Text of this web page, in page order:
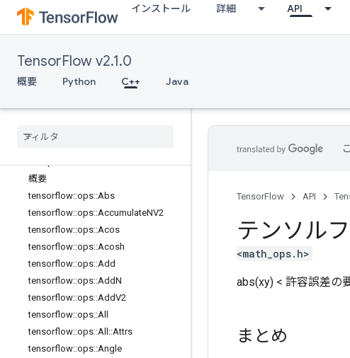
インストール 詳細 API
TensorFlow v2.1.0
概要 Python C++ Java
C++
array_ops
control_flow_ops
core
image_ops
概要
tensorflow::ops::Abs
tensorflow::ops::AccumulateNV2
tensorflow::ops::Acos
tensorflow::ops::Acosh
tensorflow::ops::Add
tensorflow::ops::AddN
tensorflow::ops::AddV2
tensorflow::ops::All
tensorflow::ops::All ::Attrs
tensorflow::ops::Angle
TensorFlow API
テンソル
<math_ops.h>
abs(xy) < 許容誤差の
まとめ